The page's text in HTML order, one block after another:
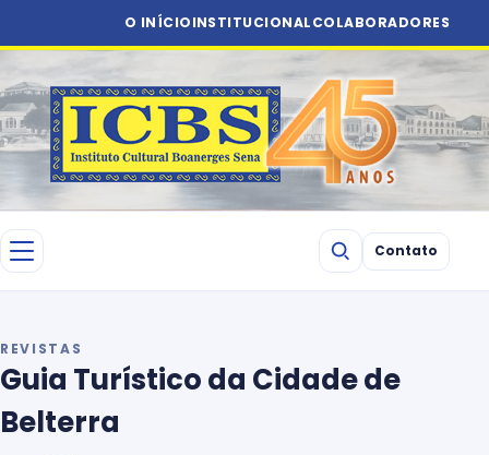
O INÍCIOINSTITUCIONALCOLABORADORES
Contato
REVISTAS
Guia Turístico da Cidade de
Belterra